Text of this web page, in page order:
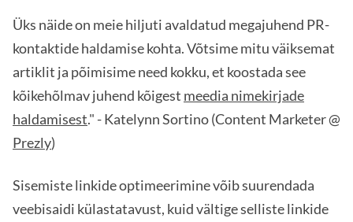
Üks näide on meie hiljuti avaldatud megajuhend PR-
kontaktide haldamise kohta. Võtsime mitu väiksemat
artiklit ja põimisime need kokku, et koostada see
kõikehõlmav juhend kõigest meedia nimekirjade
haldamisest." - Katelynn Sortino (Content Marketer @
Prezly)
Sisemiste linkide optimeerimine võib suurendada
veebisaidi külastatavust, kuid vältige selliste linkide